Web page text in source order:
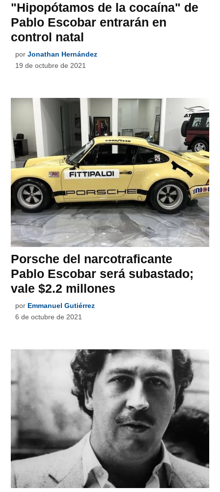
"Hipopótamos de la cocaína" de
Pablo Escobar entrarán en
control natal
por Jonathan Hernández
19 de octubre de 2021
Porsche del narcotraficante
Pablo Escobar será subastado;
vale $2.2 millones
por Emmanuel Gutiérrez
6 de octubre de 2021